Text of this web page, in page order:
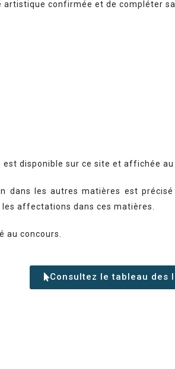
confirmée et de compléter
disponible sur ce site et affichée au
dans les autres matières est
affectations dans ces matières.
au concours.
Consultez le tableau des